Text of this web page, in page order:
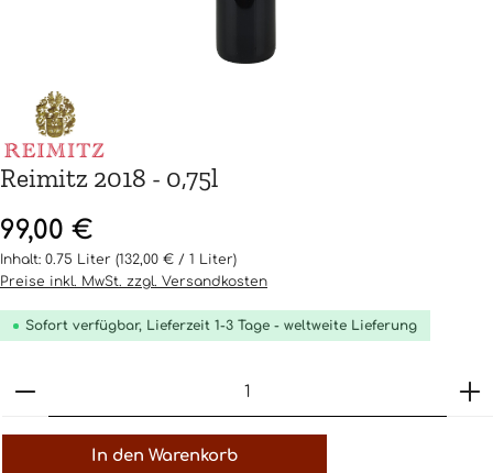
Reimitz 2018 - 0,75l
Regulärer Preis:
99,00 €
Inhalt: 0.75 Liter (132,00 € / 1 Liter)
Preise inkl. MwSt. zzgl. Versandkosten
Sofort verfügbar, Lieferzeit 1-3 Tage - weltweite Lieferung
Produkt Anzahl: Gib den gewünschten Wert
In den Warenkorb